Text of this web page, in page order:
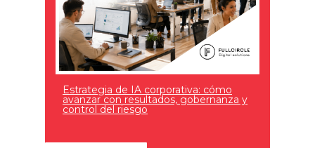
Estrategia de IA corporativa: cómo
avanzar con resultados, gobernanza y
control del riesgo